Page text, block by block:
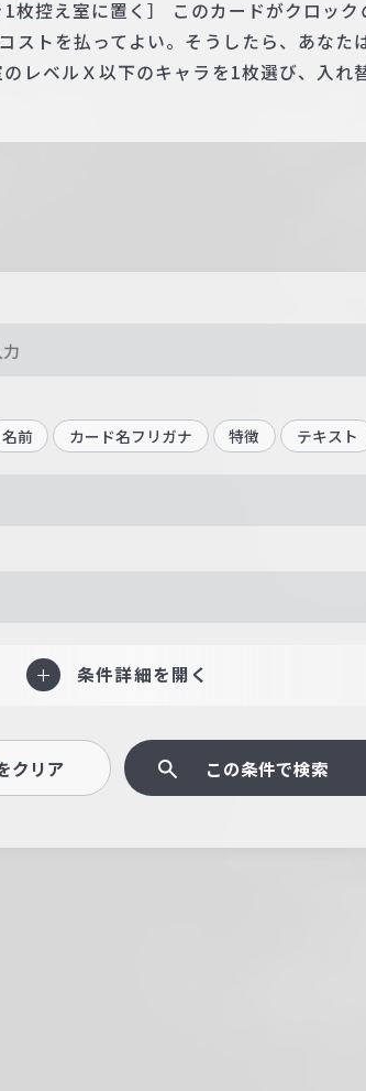
枚控え室に置く］ このカードがクロッ
ストを払ってよい。そうしたら、あなた
レベルＸ以下のキャラを1枚選び、入れ
名前 カード名フリガナ 特徴 テキスト
条件詳細を開く
クリア この条件で検索